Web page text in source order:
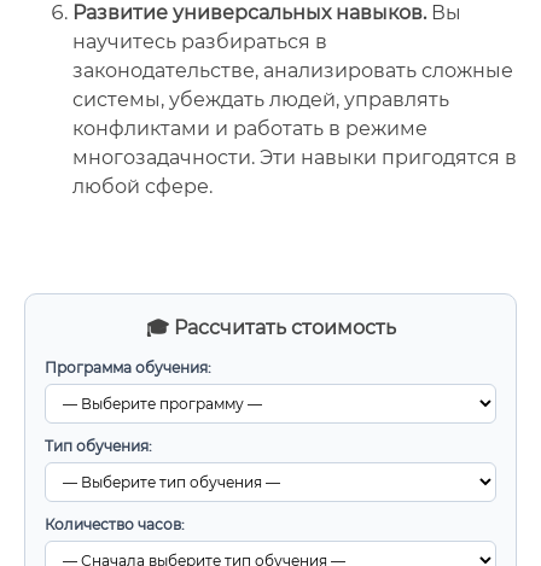
🎓 Рассчитать стоимость
Программа обучения:
Тип обучения:
Количество часов:
Развитие универсальных навыков.Вы
научитесь разбираться в
законодательстве, анализировать сложные
системы, убеждать людей, управлять
конфликтами и работать в режиме
многозадачности. Эти навыки пригодятся в
любой сфере.